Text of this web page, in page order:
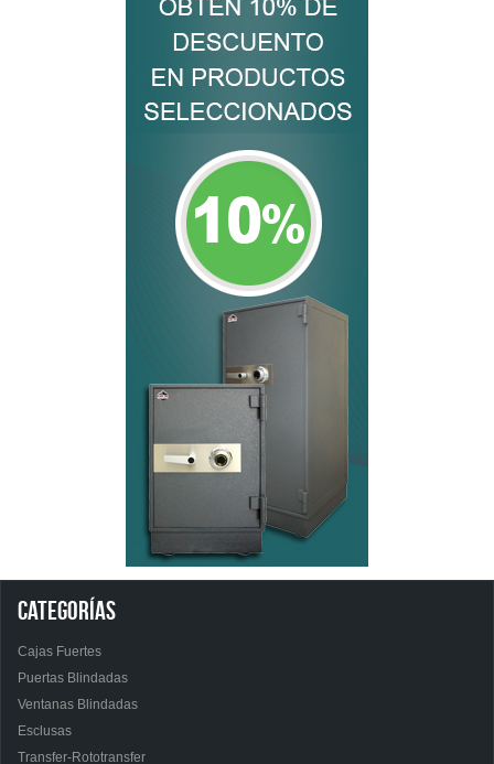
CATEGORÍAS
Cajas Fuertes
Puertas Blindadas
Ventanas Blindadas
Esclusas
Transfer-Rototransfer